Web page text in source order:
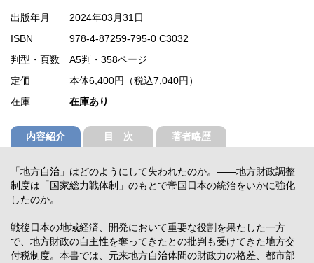
出版年月
2024年03月31日
ISBN
978-4-87259-795-0 C3032
判型・頁数 A5判・358ページ
定価
本体6,400円（税込7,040円）
在庫
在庫あり
内容紹介 目 次 著者略歴
「地方自治」はどのようにして失われたのか。――地方財政調整
制度は「国家総力戦体制」のもとで帝国日本の統治をいかに強化
したのか。
戦後日本の地域経済、開発において重要な役割を果たした一方
で、地方財政の自主性を奪ってきたとの批判も受けてきた地方交
付税制度。本書では、元来地方自治体間の財政力の格差、都市部